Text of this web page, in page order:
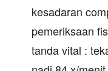
kesadaran
pemeriksaan
tanda vital :